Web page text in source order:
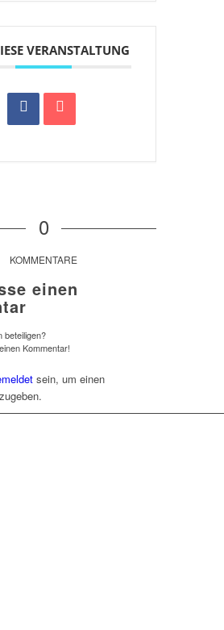
VERANSTALTUNG
0
KOMMENTARE
einen
beteiligen?
Kommentar!
sein, um einen